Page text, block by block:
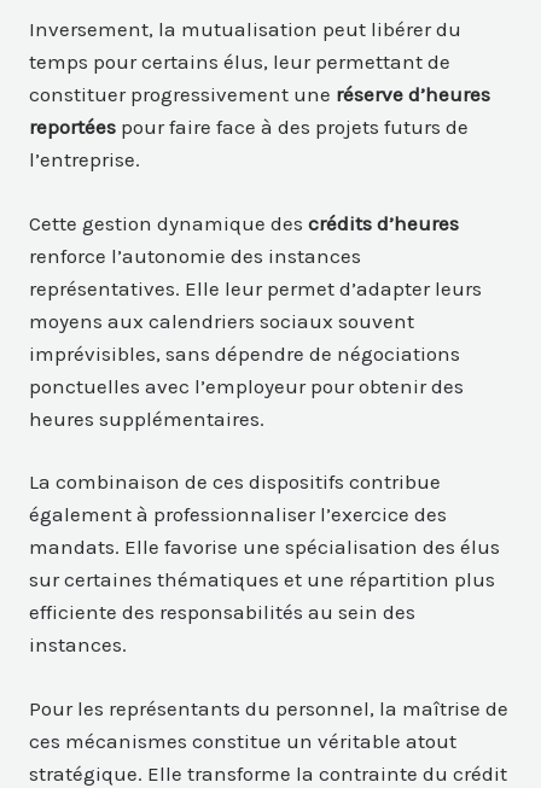
Inversement, la mutualisation peut libérer du
temps pour certains élus, leur permettant de
constituer progressivement une réserve d’heures
reportées pour faire face à des projets futurs de
l’entreprise.
Cette gestion dynamique descrédits d’heures
renforce l’autonomie des instances
représentatives. Elle leur permet d’adapter leurs
moyens aux calendriers sociaux souvent
imprévisibles, sans dépendre de négociations
ponctuelles avec l’employeur pour obtenir des
heures supplémentaires.
La combinaison de ces dispositifs contribue
également à professionnaliser l’exercice des
mandats. Elle favorise une spécialisation des élus
sur certaines thématiques et une répartition plus
efficiente des responsabilités au sein des
instances.
Pour les représentants du personnel, la maîtrise de
ces mécanismes constitue un véritable atout
stratégique. Elle transforme la contrainte du crédit